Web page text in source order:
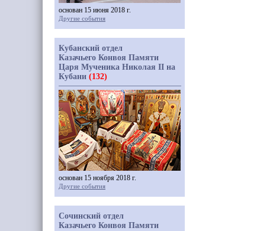
основан 15 июня 2018 г.
Другие события
Кубанский отдел
Казачьего Конвоя Памяти
Царя Мученика Николая II на
Кубани (132)
основан 15 ноября 2018 г.
Другие события
Сочинский отдел
Казачьего Конвоя Памяти